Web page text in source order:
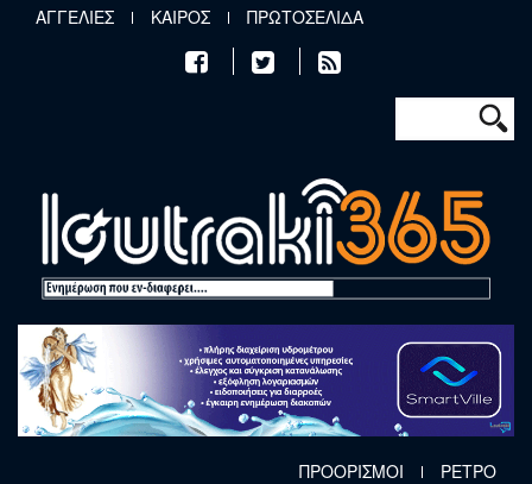
Παράκαμψη προς το κυρίως περιεχόμενο
ΑΓΓΕΛΙΕΣ ΚΑΙΡΟΣ ΠΡΩΤΟΣΕΛΙΔΑ
Φόρμα
Αναζήτηση
ΠΡΟΟΡΙΣΜΟΙ ΡΕΤΡΟ